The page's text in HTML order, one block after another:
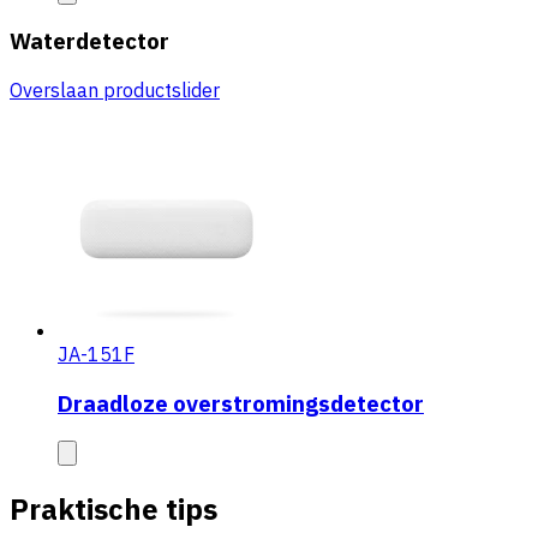
Waterdetector
Overslaan productslider
JA-151F
Draadloze overstromingsdetector
Praktische tips